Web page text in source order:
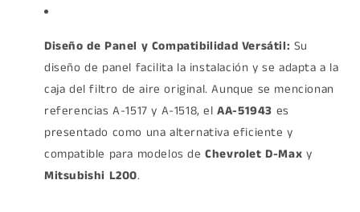
Diseño de Panel y Compatibilidad Versátil: Su
diseño de panel facilita la instalación y se adapta a la
caja del filtro de aire original. Aunque se mencionan
referencias A-1517 y A-1518, elAA-51943 es
presentado como una alternativa eficiente y
compatible para modelos deChevrolet D-Max y
Mitsubishi L200.